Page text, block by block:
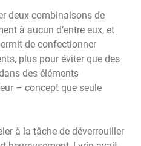
deux combinaisons de
à aucun d’entre eux, et
de confectionner
plus pour éviter que des
des éléments
– concept que seule
à la tâche de déverrouiller